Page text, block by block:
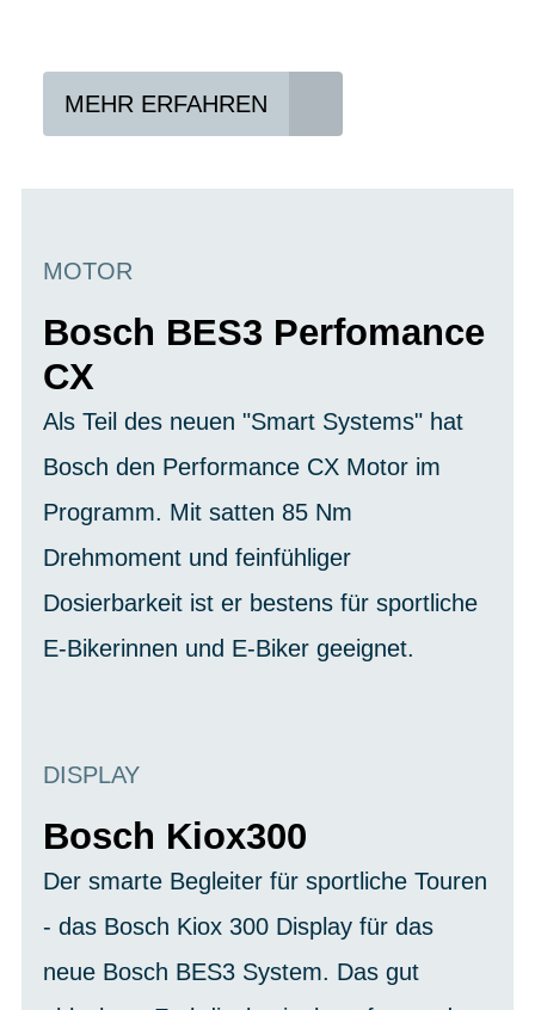
MEHR ERFAHREN
MOTOR
Bosch BES3 Perfomance
CX
Als Teil des neuen "Smart Systems" hat
Bosch den Performance CX Motor im
Programm. Mit satten 85 Nm
Drehmoment und feinfühliger
Dosierbarkeit ist er bestens für sportliche
E-Bikerinnen und E-Biker geeignet.
DISPLAY
Bosch Kiox300
Der smarte Begleiter für sportliche Touren
- das Bosch Kiox 300 Display für das
neue Bosch BES3 System. Das gut